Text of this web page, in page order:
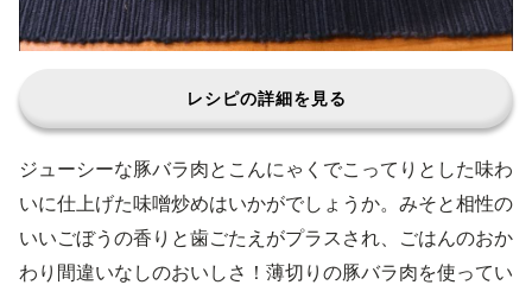
レシピの詳細を見る
ジューシーな豚バラ肉とこんにゃくでこってりとした味わ
いに仕上げた味噌炒めはいかがでしょうか。みそと相性の
いいごぼうの香りと歯ごたえがプラスされ、ごはんのおか
わり間違いなしのおいしさ！薄切りの豚バラ肉を使ってい